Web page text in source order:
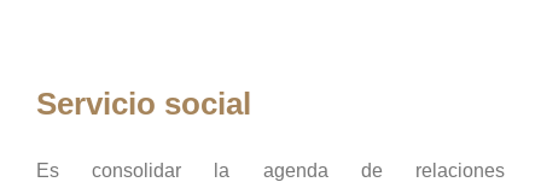
Servicio social
Es consolidar la agenda de relaciones